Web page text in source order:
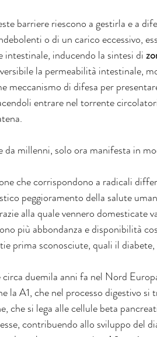
barriere riescono a gestirla e a
o di un carico eccessivo,
inducendo la sintesi di
la permeabilità intestinale,
meccanismo di difesa per
entrare nel torrente
da millenni, solo ora manifesta in
che corrispondono a radicali
peggioramento della salute
alla quale vennero domesticate
più abbondanza e disponibilità
prima sconosciute, quali il
duemila anni fa nel Nord
la A1, che nel processo digestivo si
che si lega alle cellule beta
contribuendo allo sviluppo del